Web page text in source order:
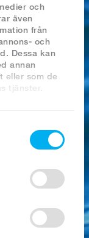
och
även
från
och
Dessa kan
annan
eller som de
tjänster.